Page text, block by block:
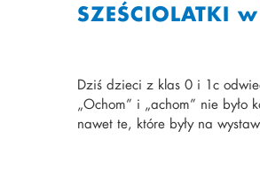
SZEŚCIOLATKI
Dziś dzieci z klas 0 i 1c
„Ochom” i „achom” nie
nawet te, które były na